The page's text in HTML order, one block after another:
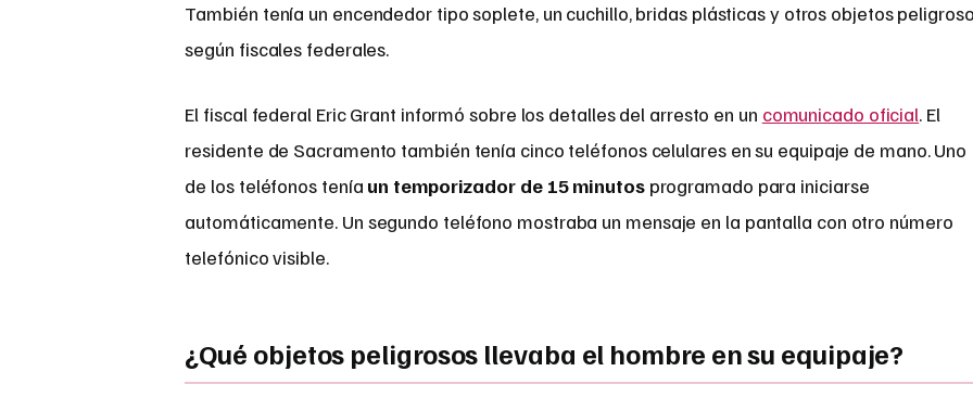
También tenía un encendedor tipo soplete, un cuchillo, bridas plásticas y otros objetos
según fiscales federales.
El fiscal federal Eric Grant informó sobre los detalles del arresto en un comunicado oficial. El
residente de Sacramento también tenía cinco teléfonos celulares en su equipaje de mano. Uno
de los teléfonos tenía un temporizador de 15 minutosprogramado para iniciarse
automáticamente. Un segundo teléfono mostraba un mensaje en la pantalla con otro número
telefónico visible.
¿Qué objetos peligrosos llevaba el hombre en su equipaje?